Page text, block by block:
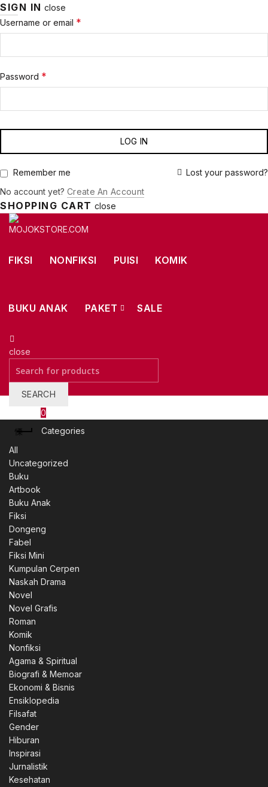
SIGN IN close
Username or email *
Password *
LOG IN
Lost your password?
Remember me
No account yet? Create An Account
SHOPPING CART close
FIKSI NONFIKSI PUISI KOMIK
BUKU ANAK PAKET SALE
close
for:
SEARCH
0
Categories
All
Uncategorized
Buku
Artbook
Buku Anak
Fiksi
Dongeng
Fabel
Fiksi Mini
Kumpulan Cerpen
Naskah Drama
Novel
Novel Grafis
Roman
Komik
Nonfiksi
Agama & Spiritual
Biografi & Memoar
Ekonomi & Bisnis
Ensiklopedia
Filsafat
Gender
Hiburan
Inspirasi
Jurnalistik
Kesehatan